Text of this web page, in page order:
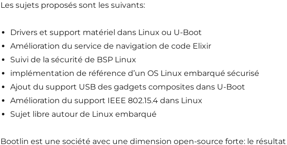
Les sujets proposés sont les suivants:
Drivers et support matériel dans Linux ou U-Boot
Amélioration du service de navigation de code Elixir
Suivi de la sécurité de BSP Linux
implémentation de référence d’un OS Linux embarqué sécurisé
Ajout du support USB des gadgets composites dans U-Boot
Amélioration du support IEEE 802.15.4 dans Linux
Sujet libre autour de Linux embarqué
Bootlin est une société avec une dimension open-source forte: le résultat